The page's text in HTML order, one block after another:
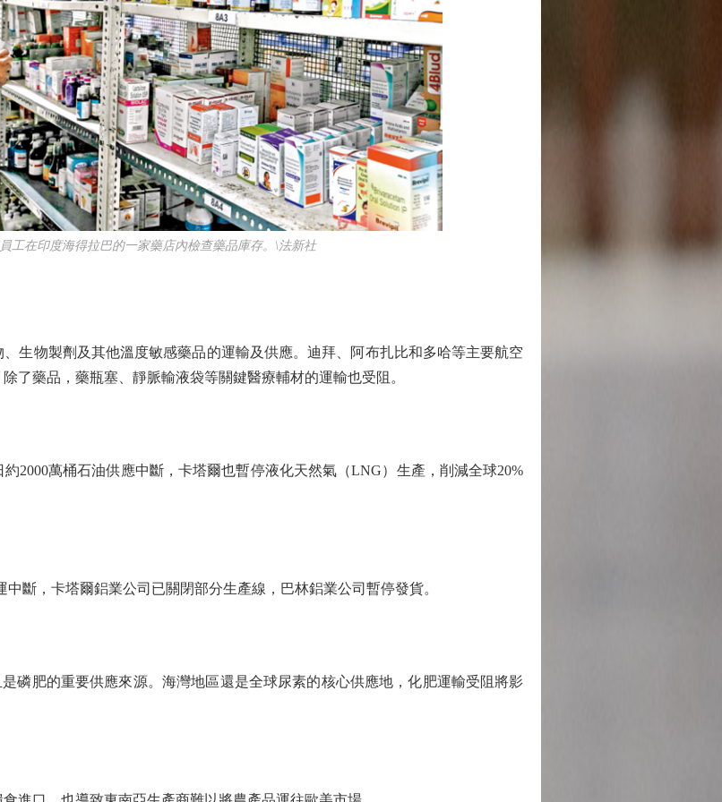
在印度海得拉巴的一家藥店內檢查藥品庫存。\法新社
物製劑及其他溫度敏感藥品的運輸及供應。迪拜、阿布扎比和多哈等主要航空
了藥品，藥瓶塞、靜脈輸液袋等關鍵醫療輔材的運輸也受阻。
萬桶石油供應中斷，卡塔爾也暫停液化天然氣（LNG）生產，削減全球20%
，卡塔爾鋁業公司已關閉部分生產線，巴林鋁業公司暫停發貨。
肥的重要供應來源。海灣地區還是全球尿素的核心供應地，化肥運輸受阻將影